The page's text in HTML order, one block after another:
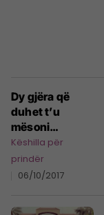
Dy gjëra që
duhet t’u
mësoni
fëmijëve për
paratë
Këshilla për
prindër
06/10/2017